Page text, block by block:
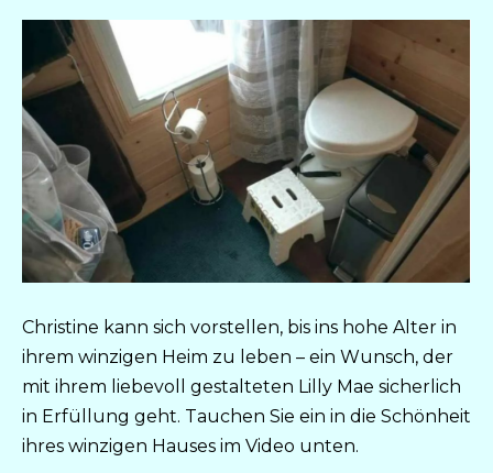
Christine kann sich vorstellen, bis ins hohe Alter in
ihrem winzigen Heim zu leben – ein Wunsch, der
mit ihrem liebevoll gestalteten Lilly Mae sicherlich
in Erfüllung geht. Tauchen Sie ein in die Schönheit
ihres winzigen Hauses im Video unten.